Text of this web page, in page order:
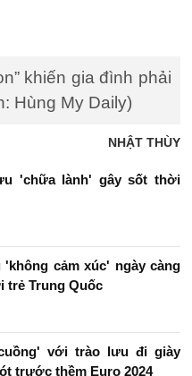
khiến gia đình phải
Hùng My Daily)
NHẬT THÙY
'chữa lành' gây sốt thời
cảm xúc' ngày càng
trẻ Trung Quốc
với trào lưu đi giày
trước thềm Euro 2024